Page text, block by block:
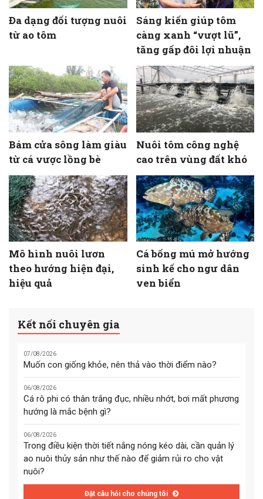
Đa dạng đối tượng nuôi
từ ao tôm
Sáng kiến giúp tôm
càng xanh “vượt lũ”,
tăng gấp đôi lợi nhuận
Bám cửa sông làm giàu
từ cá vược lồng bè
Nuôi tôm công nghệ
cao trên vùng đất khó
Mô hình nuôi lươn
theo hướng hiện đại,
hiệu quả
Cá bống mú mở hướng
sinh kế cho ngư dân
ven biển
Kết nối chuyên gia
07/08/2026
Muốn con giống khỏe, nên thả vào thời điểm nào?
06/08/2026
Cá rô phi có thân trắng đục, nhiều nhớt, bơi mất phương
hướng là mắc bệnh gì?
06/08/2026
Trong điều kiện thời tiết nắng nóng kéo dài, cần quản lý
ao nuôi thủy sản như thế nào để giảm rủi ro cho vật
nuôi?
Đặt câu hỏi cho chúng tôi